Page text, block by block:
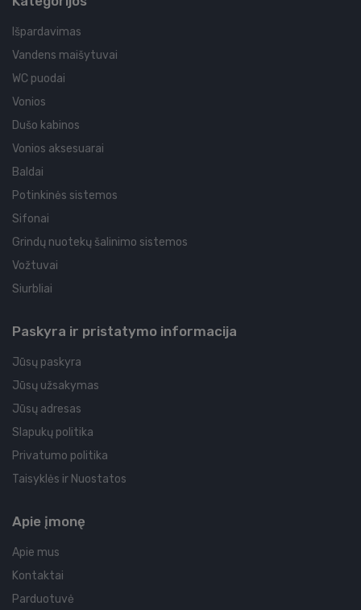
Išpardavimas
Vandens maišytuvai
WC puodai
Vonios
Dušo kabinos
Vonios aksesuarai
Baldai
Potinkinės sistemos
Sifonai
Grindų nuotekų šalinimo sistemos
Vožtuvai
Siurbliai
Paskyra ir pristatymo informacija
Jūsų paskyra
Jūsų užsakymas
Jūsų adresas
Slapukų politika
Privatumo politika
Taisyklės ir Nuostatos
Apie įmonę
Apie mus
Kontaktai
Parduotuvė